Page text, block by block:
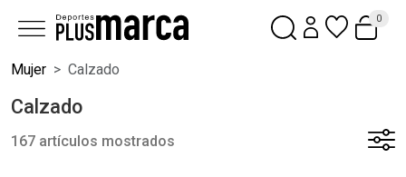
0
Mujer Calzado
Calzado
167 artículos mostrados